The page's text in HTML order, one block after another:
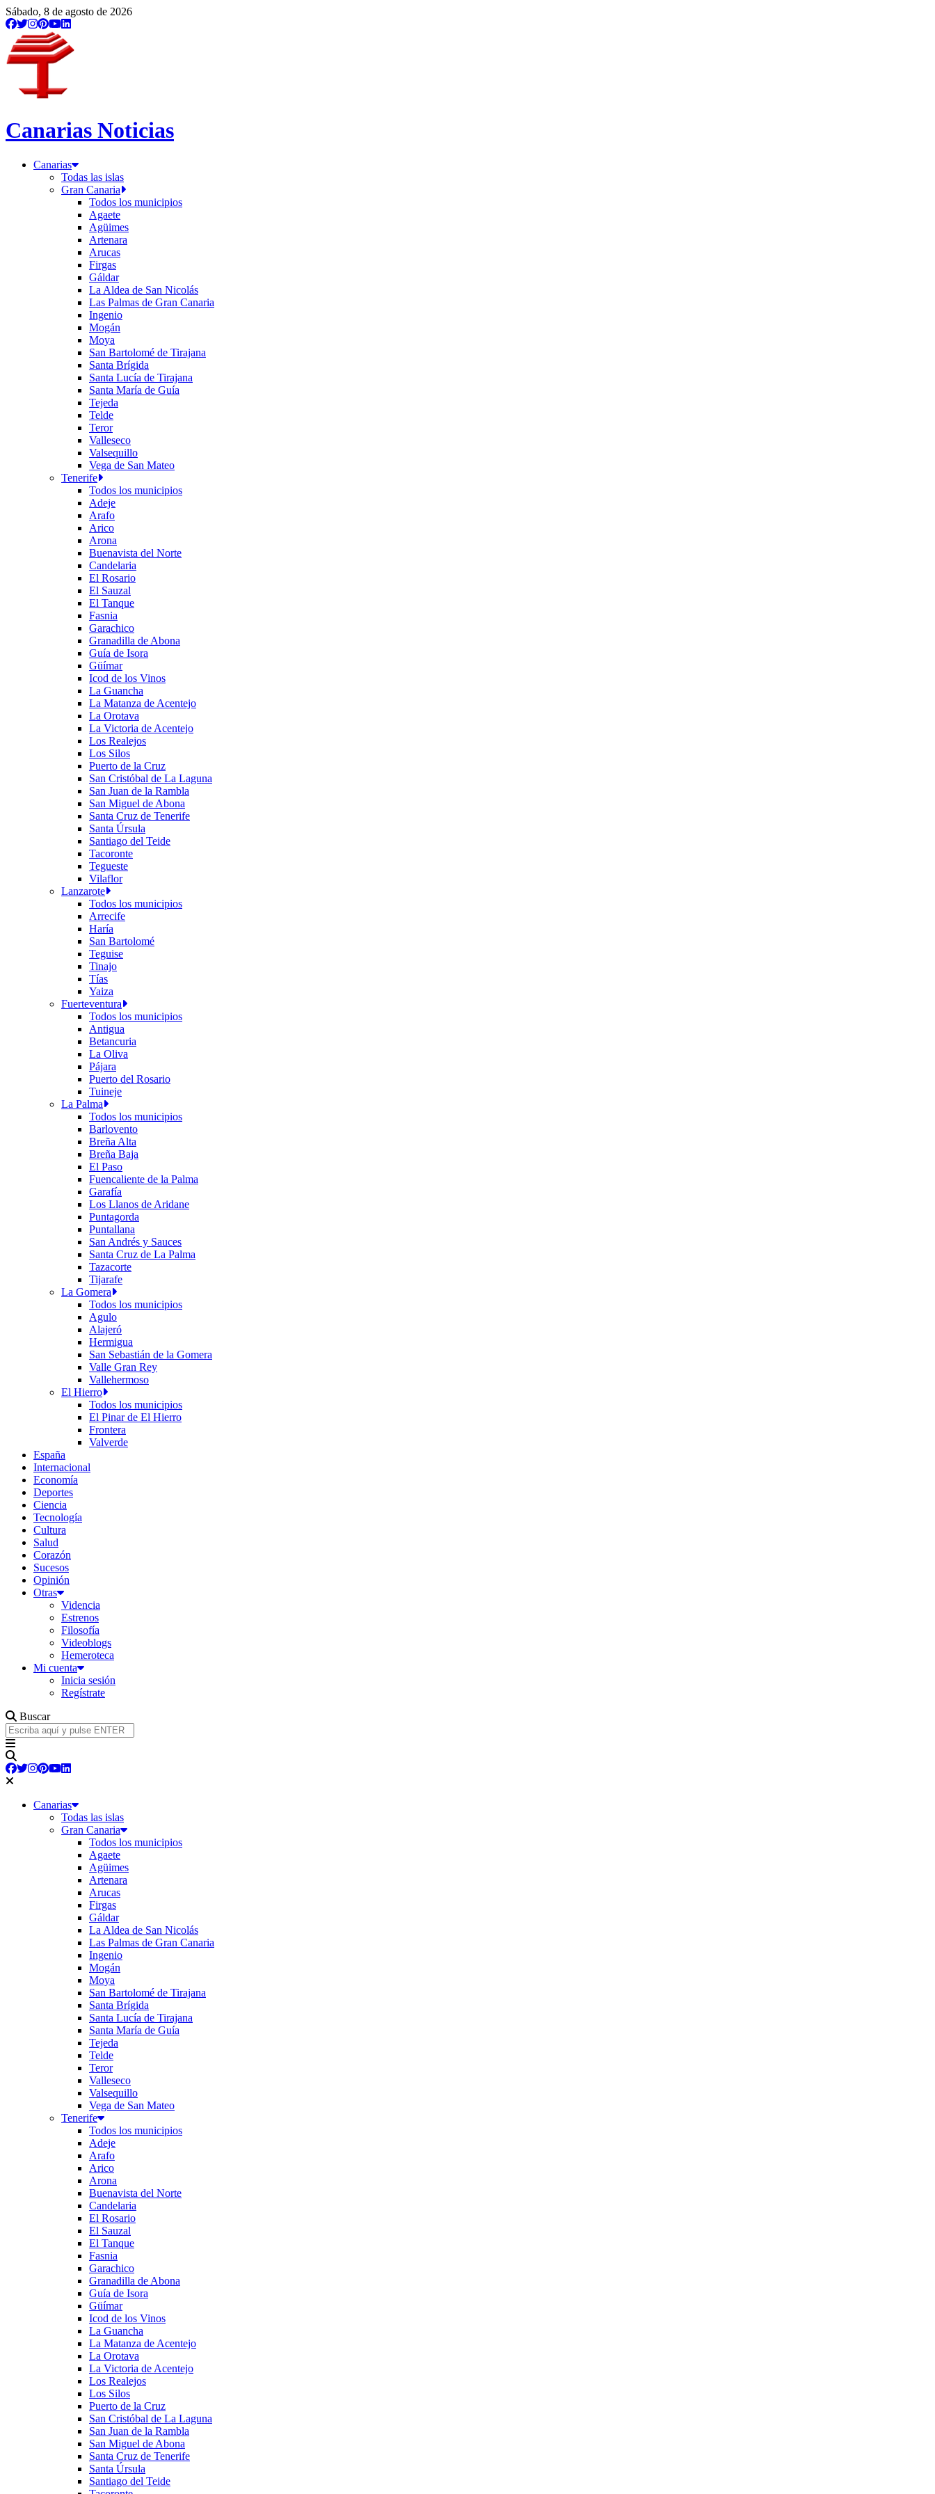
Sábado, 8 de agosto de 2026
Canarias Noticias
Canarias
Todas las islas
Gran Canaria
Todos los municipios
Agaete
Agüimes
Artenara
Arucas
Firgas
Gáldar
La Aldea de San Nicolás
Las Palmas de Gran Canaria
Ingenio
Mogán
Moya
San Bartolomé de Tirajana
Santa Brígida
Santa Lucía de Tirajana
Santa María de Guía
Tejeda
Telde
Teror
Valleseco
Valsequillo
Vega de San Mateo
Tenerife
Todos los municipios
Adeje
Arafo
Arico
Arona
Buenavista del Norte
Candelaria
El Rosario
El Sauzal
El Tanque
Fasnia
Garachico
Granadilla de Abona
Guía de Isora
Güímar
Icod de los Vinos
La Guancha
La Matanza de Acentejo
La Orotava
La Victoria de Acentejo
Los Realejos
Los Silos
Puerto de la Cruz
San Cristóbal de La Laguna
San Juan de la Rambla
San Miguel de Abona
Santa Cruz de Tenerife
Santa Úrsula
Santiago del Teide
Tacoronte
Tegueste
Vilaflor
Lanzarote
Todos los municipios
Arrecife
Haría
San Bartolomé
Teguise
Tinajo
Tías
Yaiza
Fuerteventura
Todos los municipios
Antigua
Betancuria
La Oliva
Pájara
Puerto del Rosario
Tuineje
La Palma
Todos los municipios
Barlovento
Breña Alta
Breña Baja
El Paso
Fuencaliente de la Palma
Garafía
Los Llanos de Aridane
Puntagorda
Puntallana
San Andrés y Sauces
Santa Cruz de La Palma
Tazacorte
Tijarafe
La Gomera
Todos los municipios
Agulo
Alajeró
Hermigua
San Sebastián de la Gomera
Valle Gran Rey
Vallehermoso
El Hierro
Todos los municipios
El Pinar de El Hierro
Frontera
Valverde
España
Internacional
Economía
Deportes
Ciencia
Tecnología
Cultura
Salud
Corazón
Sucesos
Opinión
Otras
Videncia
Estrenos
Filosofía
Videoblogs
Hemeroteca
Mi cuenta
Inicia sesión
Regístrate
Buscar
Canarias
Todas las islas
Gran Canaria
Todos los municipios
Agaete
Agüimes
Artenara
Arucas
Firgas
Gáldar
La Aldea de San Nicolás
Las Palmas de Gran Canaria
Ingenio
Mogán
Moya
San Bartolomé de Tirajana
Santa Brígida
Santa Lucía de Tirajana
Santa María de Guía
Tejeda
Telde
Teror
Valleseco
Valsequillo
Vega de San Mateo
Tenerife
Todos los municipios
Adeje
Arafo
Arico
Arona
Buenavista del Norte
Candelaria
El Rosario
El Sauzal
El Tanque
Fasnia
Garachico
Granadilla de Abona
Guía de Isora
Güímar
Icod de los Vinos
La Guancha
La Matanza de Acentejo
La Orotava
La Victoria de Acentejo
Los Realejos
Los Silos
Puerto de la Cruz
San Cristóbal de La Laguna
San Juan de la Rambla
San Miguel de Abona
Santa Cruz de Tenerife
Santa Úrsula
Santiago del Teide
/etiqueta/22grados